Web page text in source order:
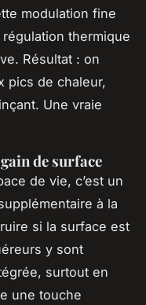
modulation fine
thermique
Résultat : on
pics de chaleur,
Une vraie
de surface
de vie, c’est un
à la
si la surface est
y sont
surtout en
une touche